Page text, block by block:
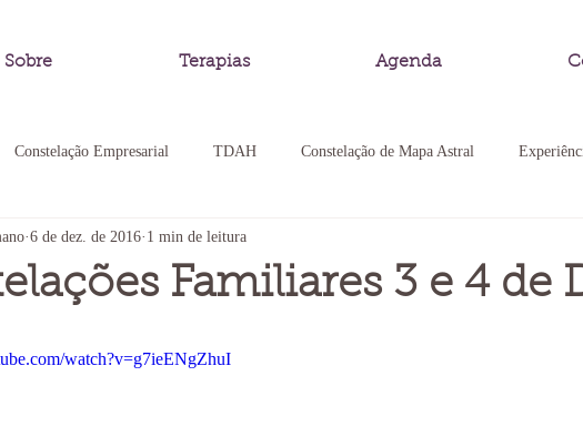
Sobre Terapias Agenda
Constelação Empresarial TDAH Constelação de Mapa Astral
Familiar Cristais
Familiares 3 e 4 de
6 de dez. de 2016 1 min de leitura
watch?v=g7ieENgZhuI